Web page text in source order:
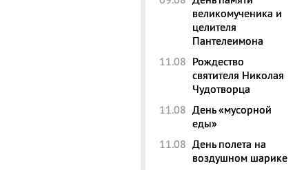
великомученика и
целителя
Пантелеимона
11.08 Рождество
святителя Николая
Чудотворца
11.08 День «мусорной
еды»
11.08 День полета на
воздушном шарике